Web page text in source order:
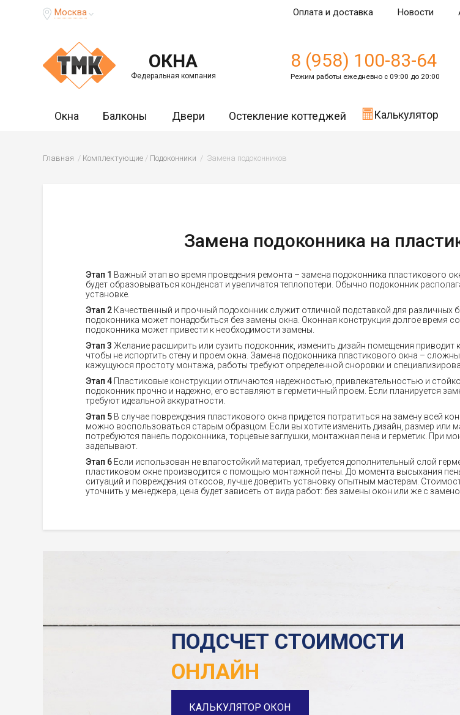
Москва Оплата и доставка Новости
ОКНА
Федеральная компания
8 (958) 100-83-64
Режим работы ежедневно с 09:00 до 20:00
Окна Балконы Двери Остекление коттеджей Калькулятор
Главная Комплектующие Подоконники Замена подоконников
Замена подоконника на
Этап 1 Важный этап во время проведения ремонта – замена подоконника пластикового
будет образовываться конденсат и увеличатся теплопотери. Обычно подоконник
установке.
Этап 2Качественный и прочный подоконник служит отличной подставкой для различных
подоконника может понадобиться без замены окна. Оконная конструкция долгое время
подоконника может привести к необходимости замены.
Этап 3 Желание расширить или сузить подоконник, изменить дизайн помещения приводит
чтобы не испортить стену и проем окна. Замена подоконника пластикового окна –
кажущуюся простоту монтажа, работы требуют определенной сноровки и
Этап 4Пластиковые конструкции отличаются надежностью, привлекательностью и
подоконник прочно и надежно, его вставляют в герметичный проем. Если планируется
требуют идеальной аккуратности.
Этап 5В случае повреждения пластикового окна придется потратиться на замену всей
можно воспользоваться старым образцом. Если вы хотите изменить дизайн, размер или
потребуются панель подоконника, торцевые заглушки, монтажная пена и герметик. При
заделывают.
Этап 6Если использован не влагостойкий материал, требуется дополнительный слой
пластиковом окне производится с помощью монтажной пены. До момента высыхания
ситуаций и повреждения откосов, лучше доверить установку опытным мастерам.
уточнить у менеджера, цена будет зависеть от вида работ: без замены окон или же с
ПОДСЧЕТ СТОИМОСТИ
ОНЛАЙН
КАЛЬКУЛЯТОР ОКОН